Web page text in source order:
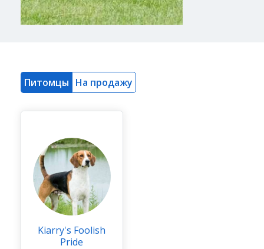
Питомцы На продажу
Kiarry's Foolish
Pride